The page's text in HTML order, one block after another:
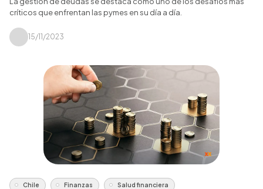
críticos que enfrentan las pymes en su día a día.
15/11/2023
Chile Finanzas Salud financiera